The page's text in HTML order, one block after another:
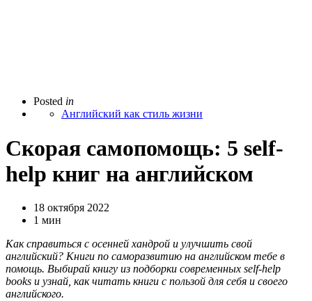
Posted in
Английский как стиль жизни
Скорая самопомощь: 5 self-
help книг на английском
18 октября 2022
1 мин
Как справиться с осенней хандрой и улучшить свой
английский? Книги по саморазвитию на английском тебе в
помощь. Выбирай книгу из подборки современных self-help
books и узнай, как читать книги с пользой для себя и своего
английского.